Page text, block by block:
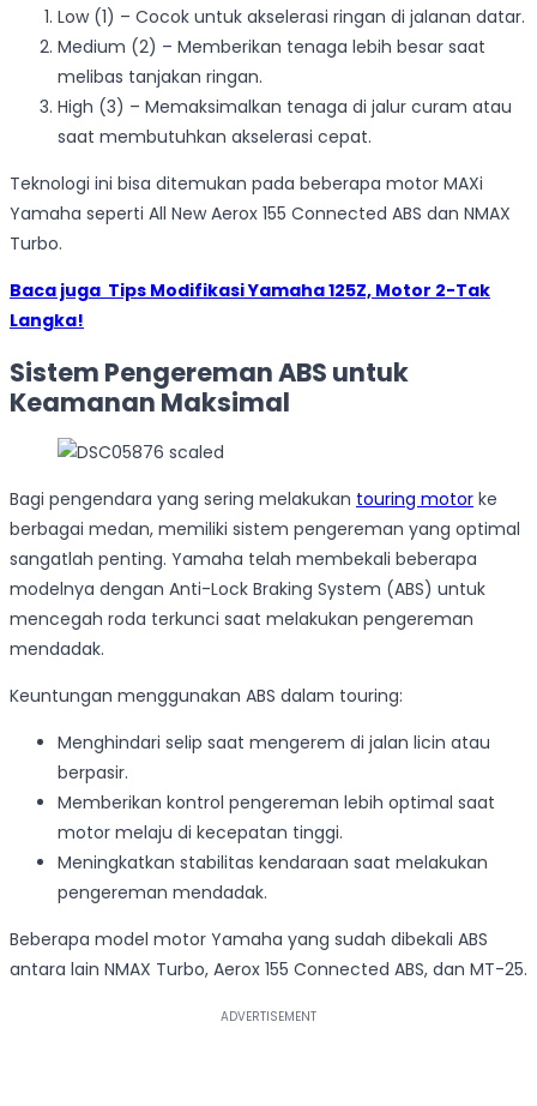
Low (1) – Cocok untuk akselerasi ringan di jalanan datar.
Medium (2) – Memberikan tenaga lebih besar saat
melibas tanjakan ringan.
High (3) – Memaksimalkan tenaga di jalur curam atau
saat membutuhkan akselerasi cepat.
Teknologi ini bisa ditemukan pada beberapa motor MAXi
Yamaha seperti All New Aerox 155 Connected ABS dan NMAX
Turbo.
Baca juga Tips Modifikasi Yamaha 125Z, Motor 2-Tak
Langka!
Sistem Pengereman ABS untuk
Keamanan Maksimal
Bagi pengendara yang sering melakukan touring motor ke
berbagai medan, memiliki sistem pengereman yang optimal
sangatlah penting. Yamaha telah membekali beberapa
modelnya dengan Anti-Lock Braking System (ABS) untuk
mencegah roda terkunci saat melakukan pengereman
mendadak.
Keuntungan menggunakan ABS dalam touring:
Menghindari selip saat mengerem di jalan licin atau
berpasir.
Memberikan kontrol pengereman lebih optimal saat
motor melaju di kecepatan tinggi.
Meningkatkan stabilitas kendaraan saat melakukan
pengereman mendadak.
Beberapa model motor Yamaha yang sudah dibekali ABS
antara lain NMAX Turbo, Aerox 155 Connected ABS, dan MT-25.